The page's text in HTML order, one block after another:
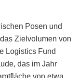
Posen und
Zielvolumen von
Logistics Fund
das im Jahr
von etwa